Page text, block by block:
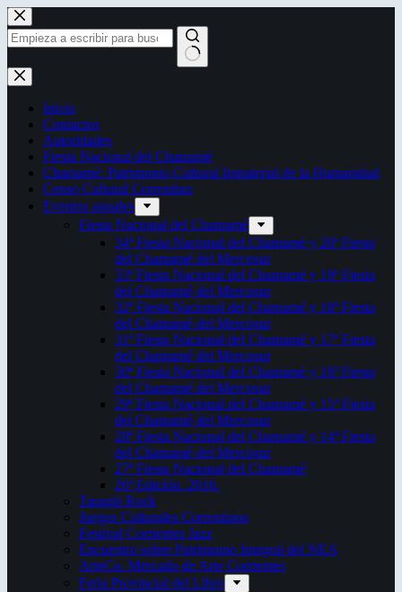
Saltar
al
contenido
Sin
resultados
Inicio
Contactos
Autoridades
Fiesta Nacional del Chamamé
Chamamé: Patrimonio Cultural Inmaterial de la Humanidad
Censo Cultural Correntino
Eventos anuales
Fiesta Nacional del Chamamé
34ª Fiesta Nacional del Chamamé y 20ª Fiesta
del Chamamé del Mercosur
33ª Fiesta Nacional del Chamamé y 19ª Fiesta
del Chamamé del Mercosur
32ª Fiesta Nacional del Chamamé y 18ª Fiesta
del Chamamé del Mercosur
31ª Fiesta Nacional del Chamamé y 17ª Fiesta
del Chamamé del Mercosur
30ª Fiesta Nacional del Chamamé y 16ª Fiesta
del Chamamé del Mercosur
29ª Fiesta Nacional del Chamamé y 15ª Fiesta
del Chamamé del Mercosur
28ª Fiesta Nacional del Chamamé y 14ª Fiesta
del Chamamé del Mercosur
27ª Fiesta Nacional del Chamamé
26ª Edición. 2016.
Taragüi Rock
Juegos Culturales Correntinos
Festival Corrientes Jazz
Encuentro sobre Patrimonio Integral del NEA
ArteCo. Mercado de Arte Corrientes
Feria Provincial del Libro